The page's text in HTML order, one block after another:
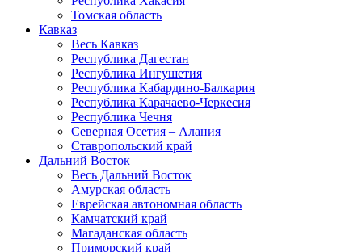
Томская область
Кавказ
Весь Кавказ
Республика Дагестан
Республика Ингушетия
Республика Кабардино-Балкария
Республика Карачаево-Черкесия
Республика Чечня
Северная Осетия – Алания
Ставропольский край
Дальний Восток
Весь Дальний Восток
Амурская область
Еврейская автономная область
Камчатский край
Магаданская область
Приморский край